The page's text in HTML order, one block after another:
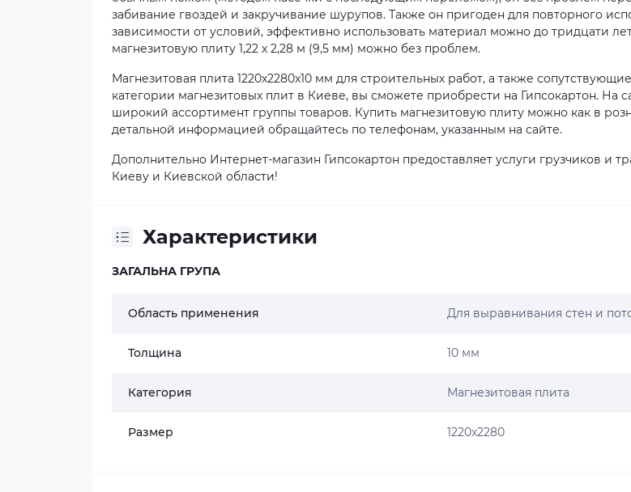
забивание гвоздей и закручивание шурупов. Также он пригоден для повторного
зависимости от условий, эффективно использовать материал можно до тридцати
магнезитовую плиту 1,22 х 2,28 м (9,5 мм) можно без проблем.
Магнезитовая плита 1220x2280x10 мм для строительных работ, а также
категории магнезитовых плит в Киеве, вы сможете приобрести на Гипсокартон. На
широкий ассортимент группы товаров. Купить магнезитовую плиту можно как в
детальной информацией обращайтесь по телефонам, указанным на сайте.
Дополнительно Интернет-магазин Гипсокартон предоставляет услуги грузчиков и
Киеву и Киевской области!
Характеристики
ЗАГАЛЬНА ГРУПА
Область применения Для выравнивания стен и
Толщина 10 мм
Категория Магнезитовая плита
Размер 1220x2280